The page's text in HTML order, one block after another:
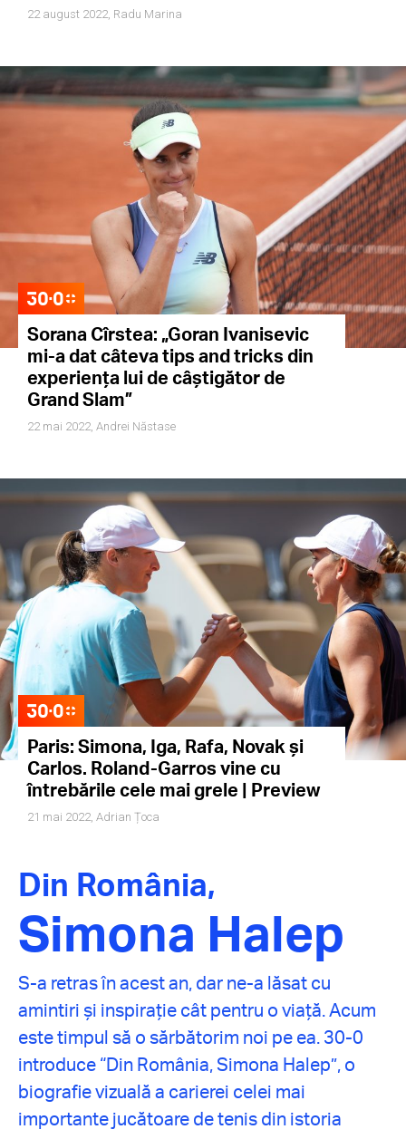
22 august 2022, Radu Marina
Sorana Cîrstea: „Goran Ivanisevic
mi-a dat câteva tips and tricks din
experiența lui de câștigător de
Grand Slam”
22 mai 2022, Andrei Năstase
Paris: Simona, Iga, Rafa, Novak și
Carlos. Roland-Garros vine cu
întrebările cele mai grele | Preview
21 mai 2022, Adrian Țoca
Din România,
Simona Halep
S-a retras în acest an, dar ne-a lăsat cu
amintiri și inspirație cât pentru o viață. Acum
este timpul să o sărbătorim noi pe ea. 30-0
introduce “Din România, Simona Halep”, o
biografie vizuală a carierei celei mai
importante jucătoare de tenis din istoria